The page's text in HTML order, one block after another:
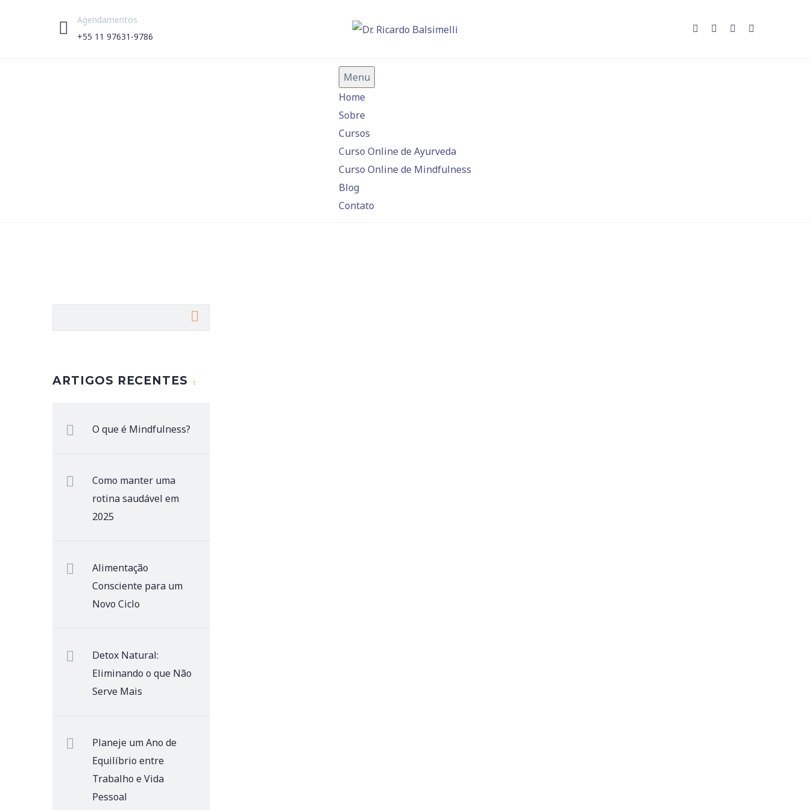


Agendamentos
+55 11 97631-9786
Menu
Home
Sobre
Cursos
Curso Online de Ayurveda
Curso Online de Mindfulness
Blog
Contato
ARTIGOS RECENTES
O que é Mindfulness?
Como manter uma
rotina saudável em
2025
Alimentação
Consciente para um
Novo Ciclo
Detox Natural:
Eliminando o que Não
Serve Mais
Planeje um Ano de
Equilíbrio entre
Trabalho e Vida
Pessoal